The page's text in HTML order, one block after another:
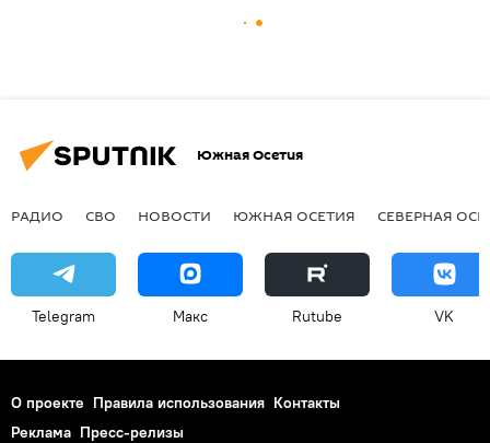
Южная Осетия
РАДИО СВО НОВОСТИ ЮЖНАЯ ОСЕТИЯ СЕВЕРНАЯ
Telegram Макс Rutube VK
О проекте Правила использования Контакты
Реклама Пресс-релизы